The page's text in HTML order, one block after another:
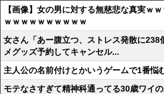
【画像】女の男に対する無慈悲な真実ｗ
ｗｗｗｗｗｗｗｗｗｗ
女さん「あー腹立つ、ストレス発散に238
メグッズ予約してキャンセル...
主人公の名前付けとかいうゲームで1番悩
モテなさすぎて精神科通ってる30歳ワイ